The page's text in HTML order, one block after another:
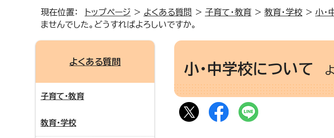
現在位置： トップページ > よくある質問 > 子育て・教育 > 教育・学校 > 小・
ませんでした。どうすればよろしいですか。
小・中学校について よ
よくある質問
子育て・教育
教育・学校